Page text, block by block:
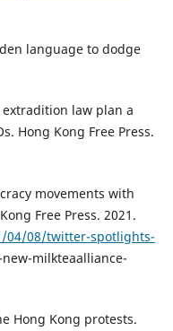
language to dodge
extradition law plan a
Hong Kong Free Press.
movements with
Free Press. 2021.
04/08/twitter-spotlights-
milkteaalliance-
Hong Kong protests.